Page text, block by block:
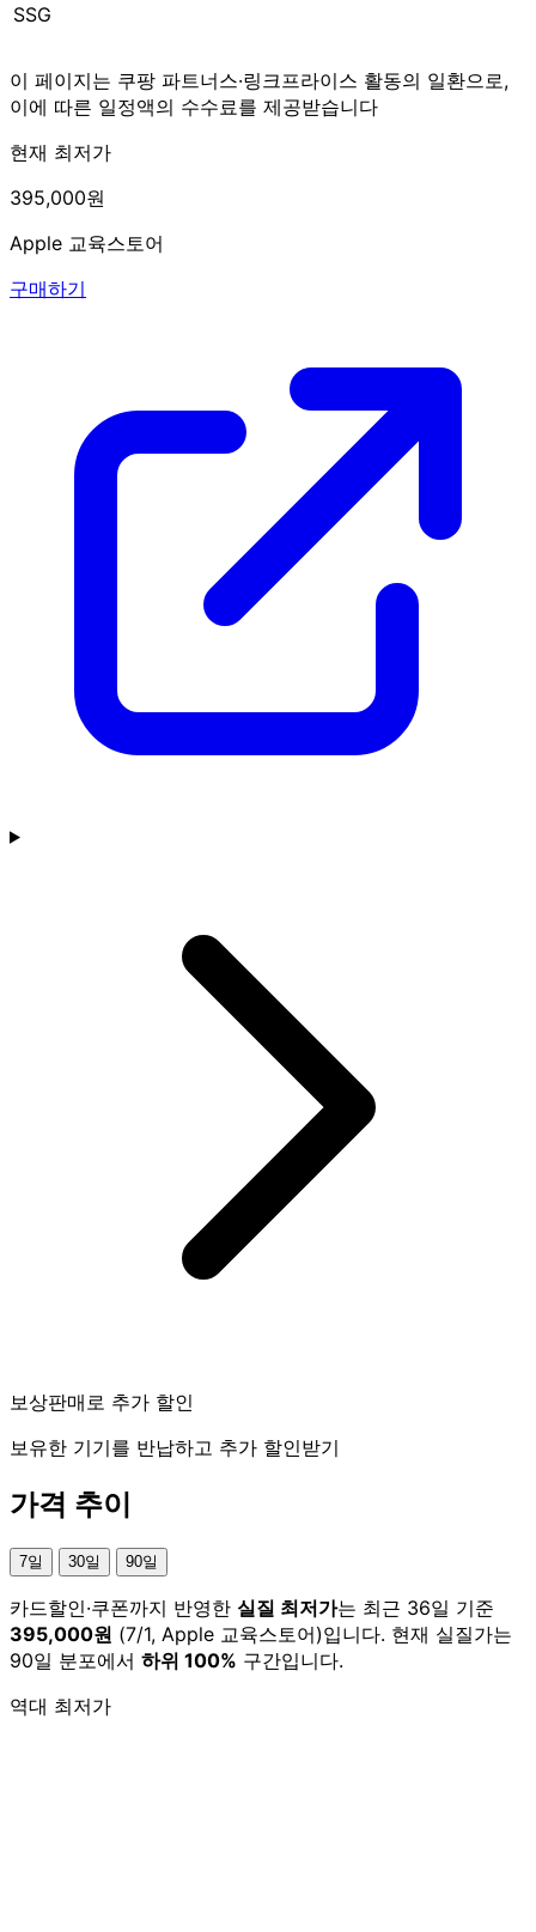
SSG
이 페이지는 쿠팡 파트너스·링크프라이스 활동의 일환으로,
이에 따른 일정액의 수수료를 제공받습니다
현재 최저가
395,000원
Apple 교육스토어
구매하기
보상판매로 추가 할인
보유한 기기를 반납하고 추가 할인받기
가격 추이
7일 30일 90일
카드할인·쿠폰까지 반영한 실질 최저가는 최근 36일 기준
395,000원 (7/1, Apple 교육스토어)입니다. 현재 실질가는
90일 분포에서 하위 100% 구간입니다.
역대 최저가